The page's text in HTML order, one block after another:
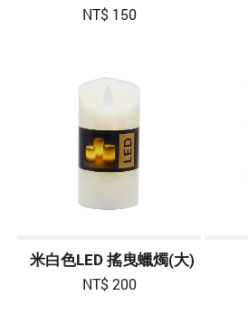
NT$ 150
米白色LED 搖曳蠟燭(大)
NT$ 200